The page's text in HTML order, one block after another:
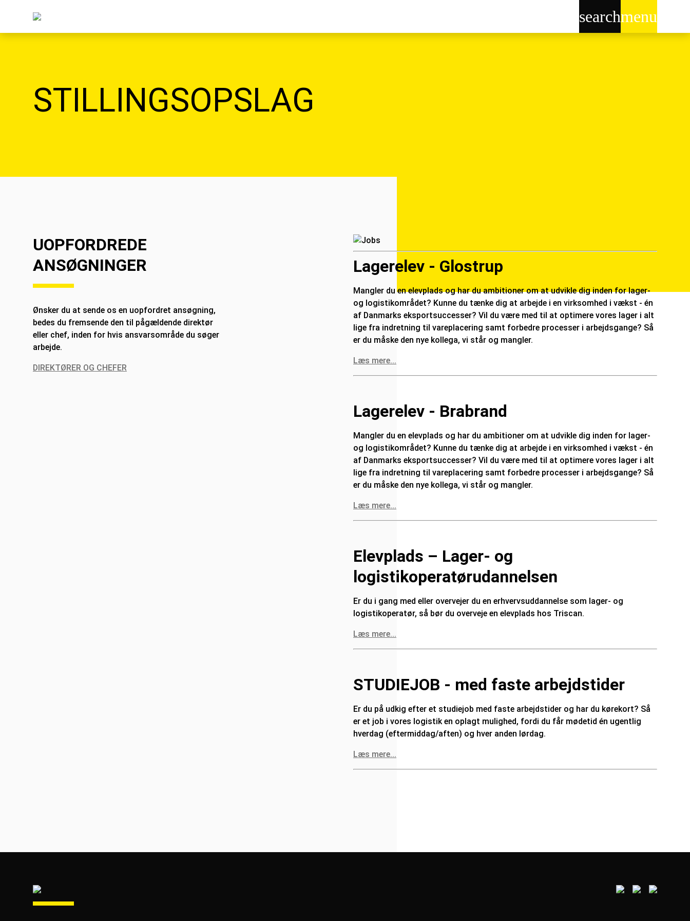
searchmenu
STILLINGSOPSLAG
UOPFORDREDE
ANSØGNINGER
Ønsker du at sende os en uopfordret ansøgning,
bedes du fremsende den til pågældende direktør
eller chef, inden for hvis ansvarsområde du søger
arbejde.
DIREKTØRER OG CHEFER
Lagerelev - Glostrup
Mangler du en elevplads og har du ambitioner om at udvikle dig inden for lager-
og logistikområdet? Kunne du tænke dig at arbejde i en virksomhed i vækst - én
af Danmarks eksportsuccesser? Vil du være med til at optimere vores lager i alt
lige fra indretning til vareplacering samt forbedre processer i arbejdsgange? Så
er du måske den nye kollega, vi står og mangler.
Læs mere...
Lagerelev - Brabrand
Mangler du en elevplads og har du ambitioner om at udvikle dig inden for lager-
og logistikområdet? Kunne du tænke dig at arbejde i en virksomhed i vækst - én
af Danmarks eksportsuccesser? Vil du være med til at optimere vores lager i alt
lige fra indretning til vareplacering samt forbedre processer i arbejdsgange? Så
er du måske den nye kollega, vi står og mangler.
Læs mere...
Elevplads – Lager- og
logistikoperatørudannelsen
Er du i gang med eller overvejer du en erhvervsuddannelse som lager- og
logistikoperatør, så bør du overveje en elevplads hos Triscan.
Læs mere...
STUDIEJOB - med faste arbejdstider
Er du på udkig efter et studiejob med faste arbejdstider og har du kørekort? Så
er et job i vores logistik en oplagt mulighed, fordi du får mødetid én ugentlig
hverdag (eftermiddag/aften) og hver anden lørdag.
Læs mere...